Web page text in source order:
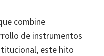
combine
de instrumentos
este hito